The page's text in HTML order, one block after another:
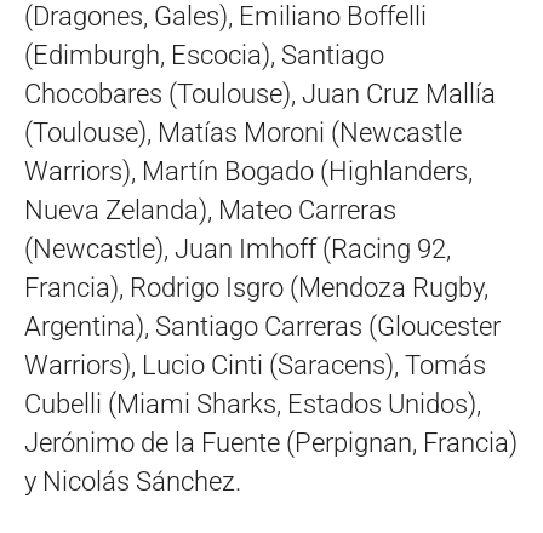
(Dragones, Gales), Emiliano Boffelli
(Edimburgh, Escocia), Santiago
Chocobares (Toulouse), Juan Cruz Mallía
(Toulouse), Matías Moroni (Newcastle
Warriors), Martín Bogado (Highlanders,
Nueva Zelanda), Mateo Carreras
(Newcastle), Juan Imhoff (Racing 92,
Francia), Rodrigo Isgro (Mendoza Rugby,
Argentina), Santiago Carreras (Gloucester
Warriors), Lucio Cinti (Saracens), Tomás
Cubelli (Miami Sharks, Estados Unidos),
Jerónimo de la Fuente (Perpignan, Francia)
y Nicolás Sánchez.